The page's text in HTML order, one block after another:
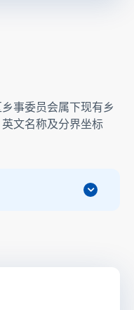
事委员会属下现有乡
文名称及分界坐标